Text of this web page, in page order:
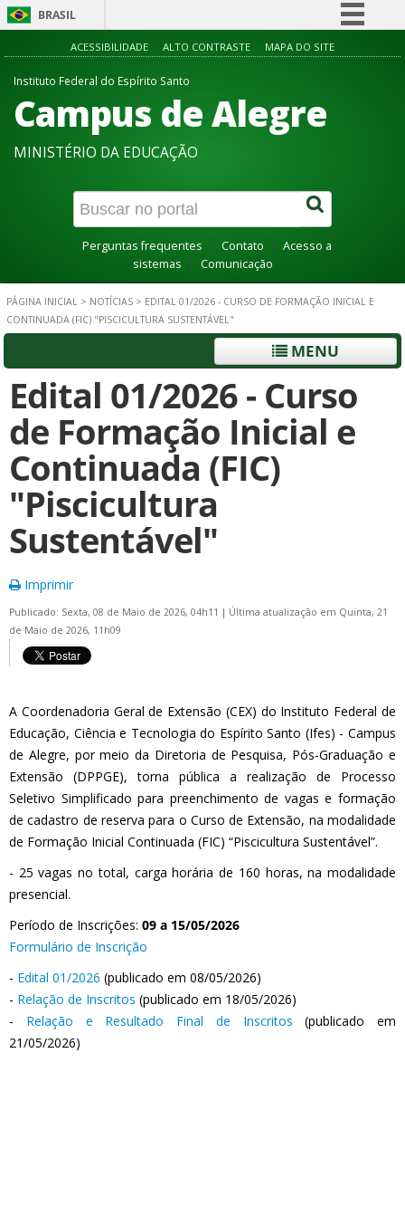
BRASIL
Simplifique!
Acesso à informação
Canais
ACESSIBILIDADE ALTO CONTRASTE MAPA DO SITE
Instituto Federal do Espírito Santo
Campus de Alegre
MINISTÉRIO DA EDUCAÇÃO
Perguntas frequentes Contato
Acesso a
sistemas
Comunicação
PÁGINA INICIAL > NOTÍCIAS > EDITAL 01/2026 - CURSO DE FORMAÇÃO INICIAL E
CONTINUADA (FIC) "PISCICULTURA SUSTENTÁVEL"
MENU
Edital 01/2026 - Curso
de Formação Inicial e
Continuada (FIC)
"Piscicultura
Sustentável"
Imprimir
Publicado: Sexta, 08 de Maio de 2026, 04h11 | Última atualização em Quinta, 21
de Maio de 2026, 11h09
A Coordenadoria Geral de Extensão (CEX) do Instituto Federal de
Educação, Ciência e Tecnologia do Espírito Santo (Ifes) - Campus
de Alegre, por meio da Diretoria de Pesquisa, Pós-Graduação e
Extensão (DPPGE), torna pública a realização de Processo
Seletivo Simplificado para preenchimento de vagas e formação
de cadastro de reserva para o Curso de Extensão, na modalidade
de Formação Inicial Continuada (FIC) “Piscicultura Sustentável”.
- 25 vagas no total, carga horária de 160 horas, na modalidade
presencial.
Período de Inscrições: 09 a 15/05/2026
Formulário de Inscrição
- Edital 01/2026 (publicado em 08/05/2026)
- Relação de Inscritos (publicado em 18/05/2026)
- Relação e Resultado Final de Inscritos (publicado em
21/05/2026)